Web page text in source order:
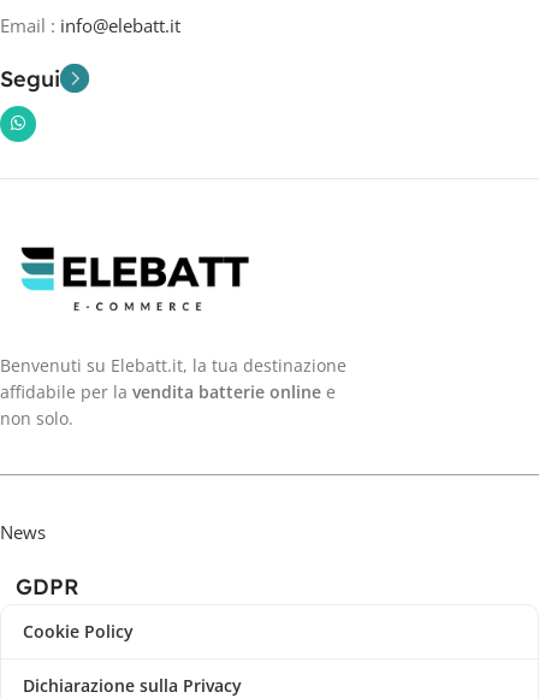
Email : info@elebatt.it
Segui
Benvenuti su Elebatt.it, la tua destinazione
affidabile per la vendita batterie online e
non solo.
News
GDPR
Cookie Policy
Dichiarazione sulla Privacy